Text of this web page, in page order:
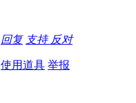
回复 支持 反对
使用道具 举报